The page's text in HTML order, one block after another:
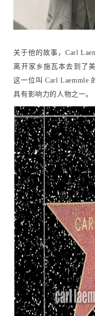
关于他的故事，Carl
离开家乡施瓦本去到了
这一位叫 Carl Laemmle
具有影响力的人物之一。